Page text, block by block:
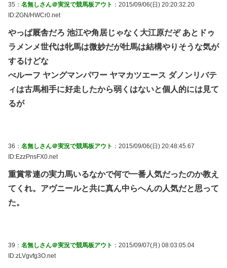
35： 名無しさん＠実況で競馬板アウト ：2015/09/06(日) 20:20:32.20
ID:ZGN/HWCr0.net
やっぱ厩舎だろ 池江や角居じゃなく大江原だぞ あとドゥ
ラメンメ世代は牝馬は微妙だが牡馬は結構やりそうな気が
するけどな
べルーフ ヤングマンパワー ヤマカツエース ダノンリバテ
ィは古馬相手に好走したから弱くはないと個人的には見て
るが
36： 名無しさん＠実況で競馬板アウト ：2015/09/06(日) 20:48:45.67
ID:EzzPnsFX0.net
重賞常連の実力馬いるなかで何で一番人気だったのか教え
てくれ。アヴニールと共に真ん中らへんの人気だと思って
た。
39： 名無しさん＠実況で競馬板アウト ：2015/09/07(月) 08:03:05.04
ID:zLVgvfg3O.net